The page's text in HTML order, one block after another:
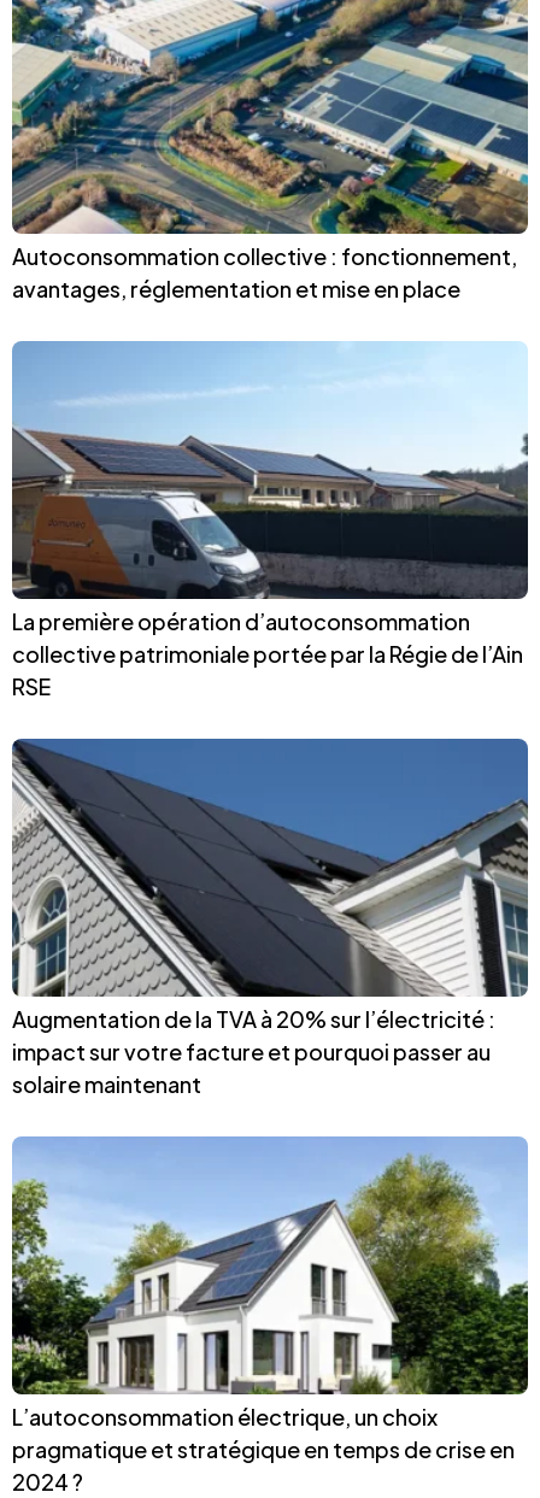
Autoconsommation collective : fonctionnement,
avantages, réglementation et mise en place
La première opération d’autoconsommation
collective patrimoniale portée par la Régie de l’Ain
RSE
Augmentation de la TVA à 20% sur l’électricité :
impact sur votre facture et pourquoi passer au
solaire maintenant
L’autoconsommation électrique, un choix
pragmatique et stratégique en temps de crise en
2024 ?